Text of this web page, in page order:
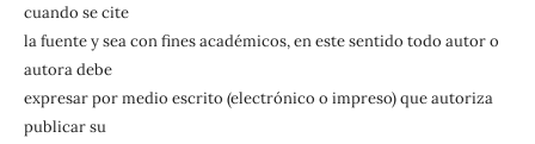
cuando se cite
la fuente y sea con fines académicos, en este sentido todo autor o
autora debe
expresar por medio escrito (electrónico o impreso) que autoriza
publicar su